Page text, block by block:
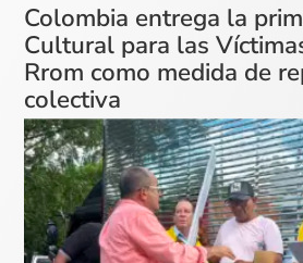
Colombia entrega la
Cultural para las
Rrom como medida de
colectiva